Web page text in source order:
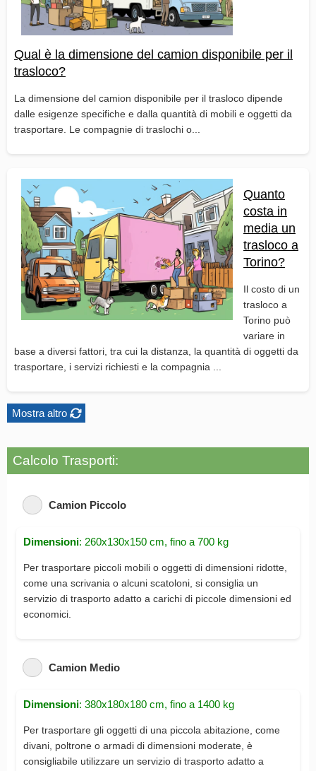
Qual è la dimensione del camion disponibile per il
trasloco?
La dimensione del camion disponibile per il trasloco dipende
dalle esigenze specifiche e dalla quantità di mobili e oggetti da
trasportare. Le compagnie di traslochi o...
Quanto
costa in
media un
trasloco a
Torino?
Il costo di un
trasloco a
Torino può
variare in
base a diversi fattori, tra cui la distanza, la quantità di oggetti da
trasportare, i servizi richiesti e la compagnia ...
Mostra altro
Calcolo Trasporti:
Camion Piccolo
Dimensioni: 260x130x150 cm, fino a 700 kg
Per trasportare piccoli mobili o oggetti di dimensioni ridotte,
come una scrivania o alcuni scatoloni, si consiglia un
servizio di trasporto adatto a carichi di piccole dimensioni ed
economici.
Camion Medio
Dimensioni: 380x180x180 cm, fino a 1400 kg
Per trasportare gli oggetti di una piccola abitazione, come
divani, poltrone o armadi di dimensioni moderate, è
consigliabile utilizzare un servizio di trasporto adatto a